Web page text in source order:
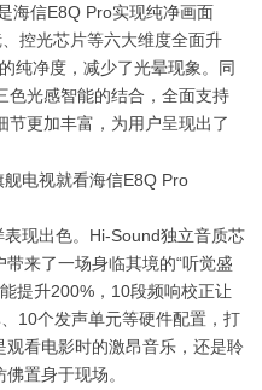
信E8Q Pro实现纯净画面
控光芯片等六大维度全面升
纯净度，减少了光晕现象。同
色光感智能的结合，全面支持
节更加丰富，为用户呈现出了
现出色。Hi-Sound独立音质芯
来了一场身临其境的“听觉盛
提升200%，10段频响校正让
10个发声单元等硬件配置，打
看电影时的激昂音乐，还是聆
置身于现场。